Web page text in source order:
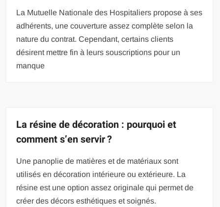
La Mutuelle Nationale des Hospitaliers propose à ses
adhérents, une couverture assez complète selon la
nature du contrat. Cependant, certains clients
désirent mettre fin à leurs souscriptions pour un
manque
La résine de décoration : pourquoi et
comment s’en servir ?
Une panoplie de matières et de matériaux sont
utilisés en décoration intérieure ou extérieure. La
résine est une option assez originale qui permet de
créer des décors esthétiques et soignés.